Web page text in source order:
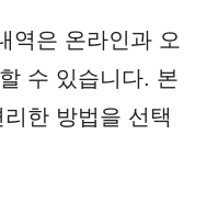
역은 온라인과 오
수 있습니다. 본
한 방법을 선택